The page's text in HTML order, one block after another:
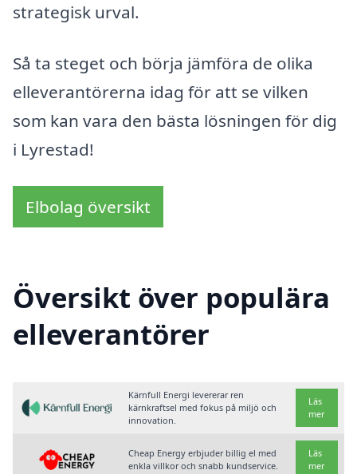
strategisk urval.
Så ta steget och börja jämföra de olika
elleverantörerna idag för att se vilken
som kan vara den bästa lösningen för dig
i Lyrestad!
Elbolag översikt
Översikt över populära
elleverantörer
Kärnfull Energi levererar ren
kärnkraftsel med fokus på miljö och
innovation.
Läs
mer
Cheap Energy erbjuder billig el med
enkla villkor och snabb kundservice.
Läs
mer